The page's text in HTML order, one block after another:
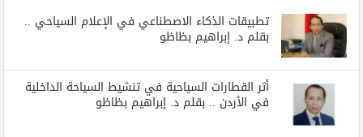
تطبيقات الذكاء الاصطناعي في الإعلام السياحي ..
بقلم د. إبراهيم بظاظو
أثر القطارات السياحية في تنشيط السياحة الداخلية
في الأردن .. بقلم د. إبراهيم بظاظو